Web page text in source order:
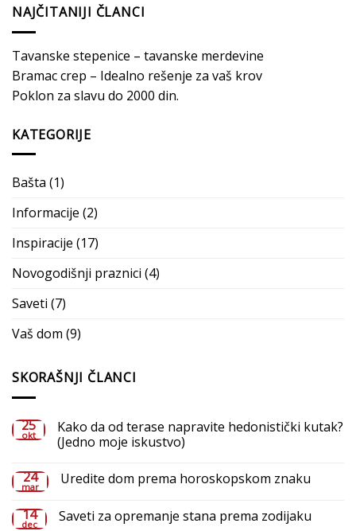
NAJČITANIJI ČLANCI
Tavanske stepenice – tavanske merdevine
Bramac crep – Idealno rešenje za vaš krov
Poklon za slavu do 2000 din.
KATEGORIJE
Bašta (1)
Informacije (2)
Inspiracije (17)
Novogodišnji praznici (4)
Saveti (7)
Vaš dom (9)
SKORAŠNJI ČLANCI
25
okt
Kako da od terase napravite hedonistički kutak?
(Jedno moje iskustvo)
na
od
terase
24
mar Uredite dom prema horoskopskom znaku
na
14
dec Saveti za opremanje stana prema zodijaku